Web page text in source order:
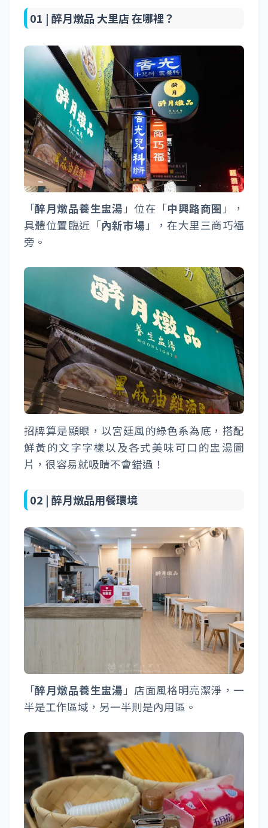
01 |醉月燉品 大里店 在哪裡？
「醉月燉品養生盅湯」位在「中興路商圈」，
具體位置臨近「內新市場」，在大里三商巧福
旁。
招牌算是顯眼，以宮廷風的綠色系為底，搭配
鮮黃的文字字樣以及各式美味可口的盅湯圖
片，很容易就吸睛不會錯過！
02 |醉月燉品用餐環境
「醉月燉品養生盅湯」店面風格明亮潔淨，一
半是工作區域，另一半則是內用區。